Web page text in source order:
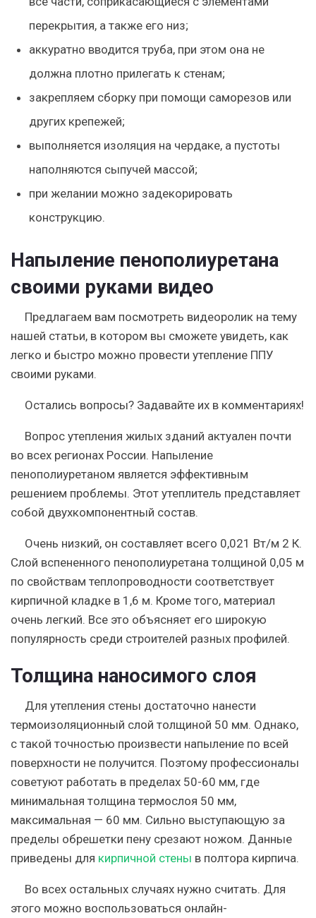
перекрытия, а также его низ;
аккуратно вводится труба, при этом она не
должна плотно прилегать к стенам;
закрепляем сборку при помощи саморезов или
других крепежей;
выполняется изоляция на чердаке, а пустоты
наполняются сыпучей массой;
при желании можно задекорировать
конструкцию.
Напыление пенополиуретана
своими руками видео
Предлагаем вам посмотреть видеоролик на тему
нашей статьи, в котором вы сможете увидеть, как
легко и быстро можно провести утепление ППУ
своими руками.
Остались вопросы? Задавайте их в комментариях!
Вопрос утепления жилых зданий актуален почти
во всех регионах России. Напыление
пенополиуретаном является эффективным
решением проблемы. Этот утеплитель представляет
собой двухкомпонентный состав.
Очень низкий, он составляет всего 0,021 Вт/м 2 К.
Слой вспененного пенополиуретана толщиной 0,05 м
по свойствам теплопроводности соответствует
кирпичной кладке в 1,6 м. Кроме того, материал
очень легкий. Все это объясняет его широкую
популярность среди строителей разных профилей.
Толщина наносимого слоя
Для утепления стены достаточно нанести
термоизоляционный слой толщиной 50 мм. Однако,
с такой точностью произвести напыление по всей
поверхности не получится. Поэтому профессионалы
советуют работать в пределах 50-60 мм, где
минимальная толщина термослоя 50 мм,
максимальная — 60 мм. Сильно выступающую за
пределы обрешетки пену срезают ножом. Данные
приведены для кирпичной стены в полтора кирпича.
Во всех остальных случаях нужно считать. Для
этого можно воспользоваться онлайн-